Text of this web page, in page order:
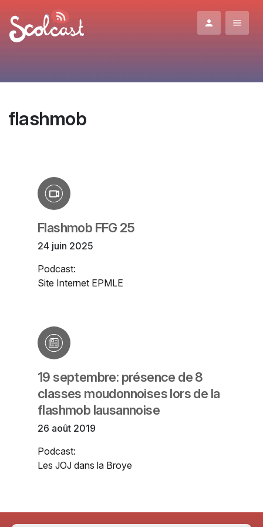
flashmob
Flashmob FFG 25
24 juin 2025
Podcast:
Site Internet EPMLE
19 septembre: présence de 8
classes moudonnoises lors de la
flashmob lausannoise
26 août 2019
Podcast:
Les JOJ dans la Broye